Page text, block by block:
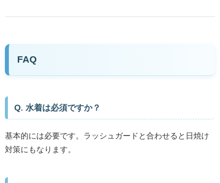
FAQ
Q. 水着は必須ですか？
基本的には必要です。ラッシュガードと合わせると日焼け
対策にもなります。